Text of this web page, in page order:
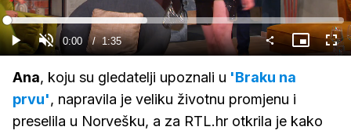
Gledaj
GledajUpali
zvuk
Current
Time
0:00 / Duration
1:35
Loaded:
41.66%
Slika
u
Ana, koju su gledatelji upoznali u 'Braku na
prvu', napravila je veliku životnu promjenu i
preselila u Norvešku, a za RTL.hr otkrila je kako